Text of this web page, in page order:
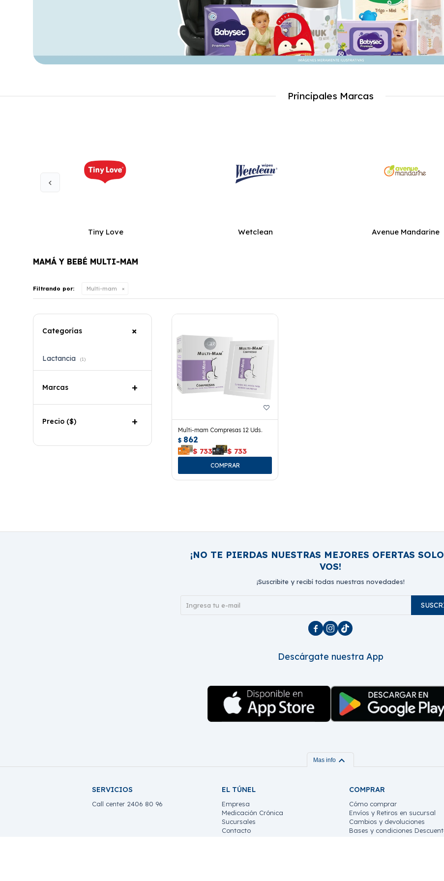
Principales Marcas
Tiny Love Wetclean Avenue Mandarine
MAMÁ Y BEBÉ MULTI-MAM
Filtrando por: Multi-mam
Multi-mam Compresas 12 Uds.
$ 862
$ 733 $ 733
Categorías
Lactancia (1)
Marcas
Precio ($)
¡NO TE PIERDAS NUESTRAS MEJORES OFERTAS
VOS!
¡Suscribite y recibí todas nuestras novedades!
  
Descárgate nuestra App
Mas info expand_more
SERVICIOS
Call center 2406 80 96
EL TÚNEL
Empresa
Medicación Crónica
Sucursales
Contacto
COMPRAR
Cómo comprar
Envíos y Retiros en sucursal
Cambios y devoluciones
Bases y condiciones